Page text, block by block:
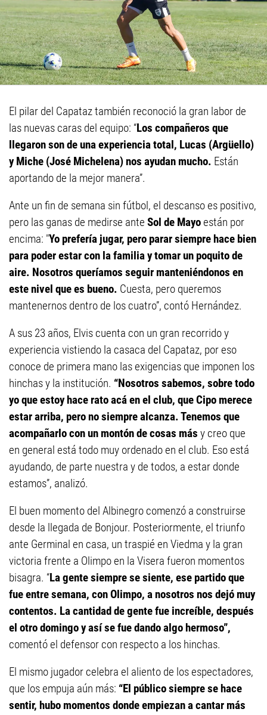
El pilar del Capataz también reconoció la gran labor de
las nuevas caras del equipo: “Los compañeros que
llegaron son de una experiencia total, Lucas (Argüello)
y Miche (José Michelena) nos ayudan mucho. Están
aportando de la mejor manera”.
Ante un fin de semana sin fútbol, el descanso es positivo,
pero las ganas de medirse ante Sol de Mayoestán por
encima: "Yo prefería jugar, pero parar siempre hace bien
para poder estar con la familia y tomar un poquito de
aire. Nosotros queríamos seguir manteniéndonos en
este nivel que es bueno. Cuesta, pero queremos
mantenernos dentro de los cuatro”, contó Hernández.
A sus 23 años, Elvis cuenta con un gran recorrido y
experiencia vistiendo la casaca del Capataz, por eso
conoce de primera mano las exigencias que imponen los
hinchas y la institución. “Nosotros sabemos, sobre todo
yo que estoy hace rato acá en el club, que Cipo merece
estar arriba, pero no siempre alcanza. Tenemos que
acompañarlo con un montón de cosas más y creo que
en general está todo muy ordenado en el club. Eso está
ayudando, de parte nuestra y de todos, a estar donde
estamos”, analizó.
El buen momento del Albinegro comenzó a construirse
desde la llegada de Bonjour. Posteriormente, el triunfo
ante Germinal en casa, un traspié en Viedma y la gran
victoria frente a Olimpo en la Visera fueron momentos
bisagra. “La gente siempre se siente, ese partido que
fue entre semana, con Olimpo, a nosotros nos dejó muy
contentos. La cantidad de gente fue increíble, después
el otro domingo y así se fue dando algo hermoso”,
comentó el defensor con respecto a los hinchas.
El mismo jugador celebra el aliento de los espectadores,
que los empuja aún más: “El público siempre se hace
sentir, hubo momentos donde empiezan a cantar más